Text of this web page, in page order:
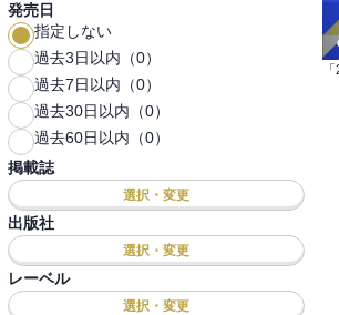
発売日
指定しない
過去3日以内（0）
過去7日以内（0）
過去30日以内（0）
過去60日以内（0）
掲載誌
選択・変更
出版社
選択・変更
レーベル
選択・変更